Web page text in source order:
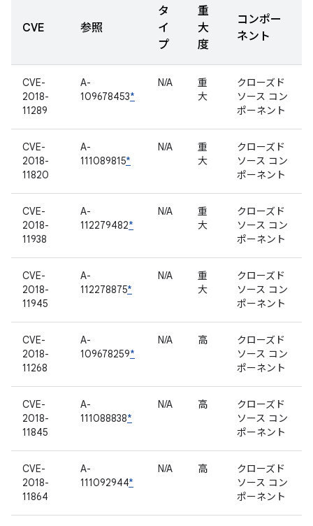
CVE 参照
タ
イ
プ
重
大
度
コンポー
ネント
CVE-
2018-
11289
A-
109678453*
N/A
重
大
クローズド
ソース コン
ポーネント
CVE-
2018-
11820
A-
111089815*
N/A
重
大
クローズド
ソース コン
ポーネント
CVE-
2018-
11938
A-
112279482*
N/A
重
大
クローズド
ソース コン
ポーネント
CVE-
2018-
11945
A-
112278875*
N/A
重
大
クローズド
ソース コン
ポーネント
CVE-
2018-
11268
A-
109678259*
N/A 高
クローズド
ソース コン
ポーネント
CVE-
2018-
11845
A-
111088838*
N/A 高
クローズド
ソース コン
ポーネント
CVE-
2018-
11864
A-
111092944*
N/A 高
クローズド
ソース コン
ポーネント